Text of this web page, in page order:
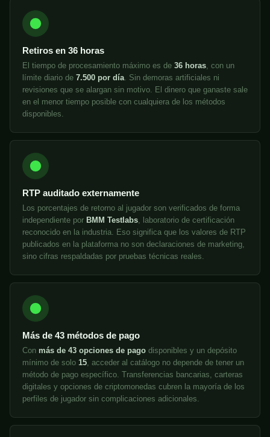
Retiros en 36 horas
El tiempo de procesamiento máximo es de 36 horas, con un
límite diario de 7.500 por día. Sin demoras artificiales ni
revisiones que se alargan sin motivo. El dinero que ganaste sale
en el menor tiempo posible con cualquiera de los métodos
disponibles.
RTP auditado externamente
Los porcentajes de retorno al jugador son verificados de forma
independiente por BMM Testlabs, laboratorio de certificación
reconocido en la industria. Eso significa que los valores de RTP
publicados en la plataforma no son declaraciones de marketing,
sino cifras respaldadas por pruebas técnicas reales.
Más de 43 métodos de pago
Con más de 43 opciones de pago disponibles y un depósito
mínimo de solo 15, acceder al catálogo no depende de tener un
método de pago específico. Transferencias bancarias, carteras
digitales y opciones de criptomonedas cubren la mayoría de los
perfiles de jugador sin complicaciones adicionales.